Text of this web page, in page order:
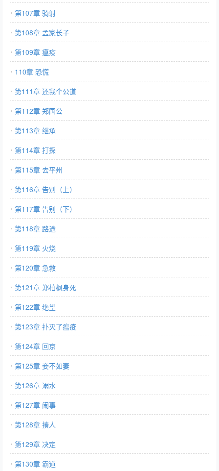
第107章 骑射
第108章 孟家长子
第109章 瘟疫
110章 恐慌
第111章 还我个公道
第112章 郑国公
第113章 继承
第114章 打探
第115章 去平州
第116章 告别（上）
第117章 告别（下）
第118章 路途
第119章 火烧
第120章 急救
第121章 郑柏枫身死
第122章 绝望
第123章 扑灭了瘟疫
第124章 回京
第125章 妾不如妻
第126章 溺水
第127章 闹事
第128章 揍人
第129章 决定
第130章 霸道